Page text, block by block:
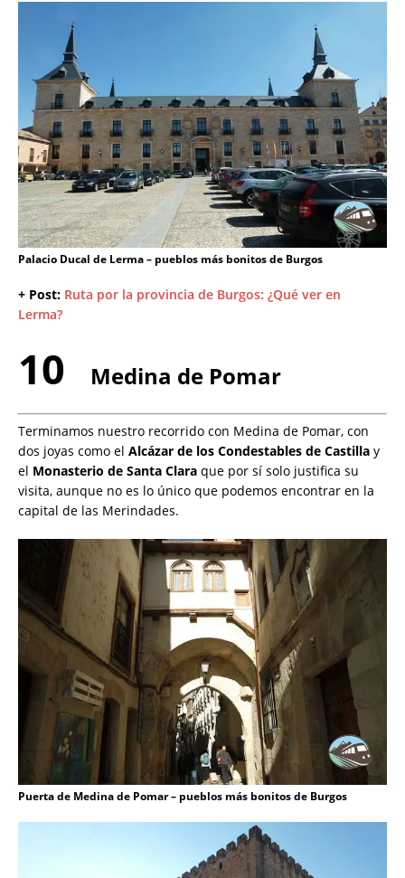
Palacio Ducal de Lerma – pueblos más bonitos de Burgos
+ Post: Ruta por la provincia de Burgos: ¿Qué ver en
Lerma?
10 Medina de Pomar
Terminamos nuestro recorrido con Medina de Pomar, con
dos joyas como el Alcázar de los Condestables de Castilla y
el Monasterio de Santa Clara que por sí solo justifica su
visita, aunque no es lo único que podemos encontrar en la
capital de las Merindades.
Puerta de Medina de Pomar – pueblos más bonitos de Burgos